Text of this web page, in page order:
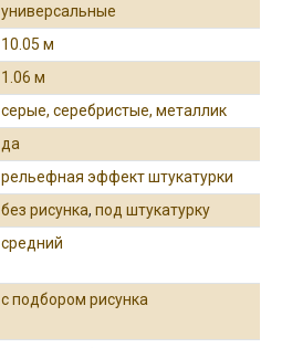
универсальные
10.05 м
1.06 м
серые, серебристые, металлик
да
рельефная эффект штукатурки
без рисунка,под штукатурку
средний
с подбором рисунка